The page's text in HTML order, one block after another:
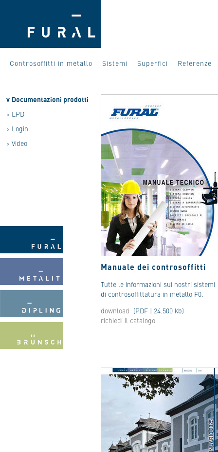
Controsoffitti in metallo Sistemi Superfici Referenze
v Documentazioni prodotti
> EPD
> Login
> Video
Manuale dei controsoffitti
Tutte le informazioni sui nostri sistemi
di controsoffittatura in metallo F0.
download (PDF | 24.500 kb)
richiedi il catalogo